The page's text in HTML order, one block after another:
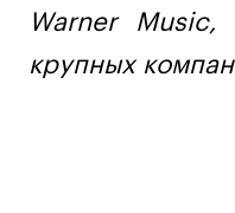
Интерьер
Лайфстайл
Warner
крупных